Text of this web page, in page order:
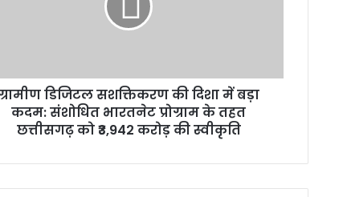
डिजिटल सशक्तिकरण की दिशा में बड़ा
कदम: संशोधित भारतनेट प्रोग्राम के तहत
छत्तीसगढ़ को ₹3,942 करोड़ की स्वीकृति